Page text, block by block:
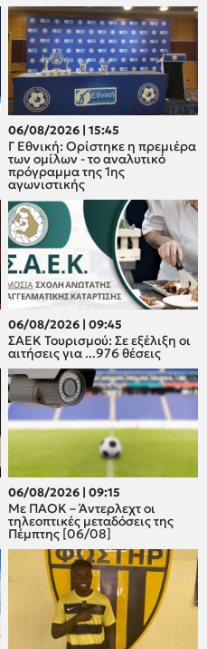
06/08/2026 | 15:45
Γ Εθνική: Ορίστηκε η πρεμιέρα
των ομίλων - το αναλυτικό
πρόγραμμα της 1ης
αγωνιστικής
06/08/2026 | 09:45
ΣΑΕΚ Τουρισμού: Σε εξέλιξη οι
αιτήσεις για ...976 θέσεις
06/08/2026 | 09:15
Με ΠΑΟΚ – Άντερλεχτ οι
τηλεοπτικές μεταδόσεις της
Πέμπτης [06/08]